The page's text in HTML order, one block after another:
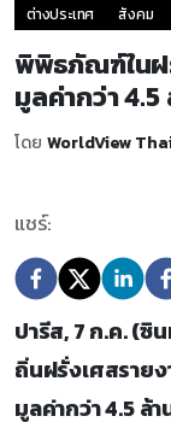
ต่างประเทศ สังคม
พิพิธภัณฑ์ในฝ
มูลค่ากว่า 4.5
โดย WorldView
แชร์:
ปารีส, 7 ก.ค. (
ถิ่นฝรั่งเศสรายง
มูลค่ากว่า 4.5 ล้